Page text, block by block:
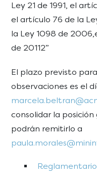
Ley 21 de 1991, el
el artículo 76 de la
la Ley 1098 de
de 20112”
El plazo previsto
observaciones es el
consolidar la
podrán remitirlo a